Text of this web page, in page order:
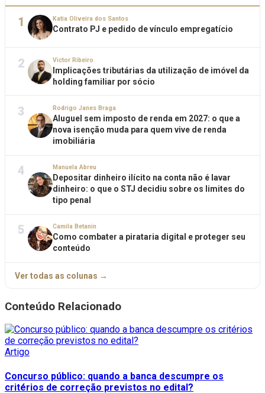
1 Katia Oliveira dos Santos
Contrato PJ e pedido de vínculo empregatício
2 Victor Ribeiro
Implicações tributárias da utilização de imóvel da
holding familiar por sócio
3 Rodrigo Janes Braga
Aluguel sem imposto de renda em 2027: o que a
nova isenção muda para quem vive de renda
imobiliária
4 Manuela Abreu
Depositar dinheiro ilícito na conta não é lavar
dinheiro: o que o STJ decidiu sobre os limites do
tipo penal
5 Camila Betanin
Como combater a pirataria digital e proteger seu
conteúdo
Ver todas as colunas →
Conteúdo Relacionado
Artigo
Concurso público: quando a banca descumpre os
critérios de correção previstos no edital?